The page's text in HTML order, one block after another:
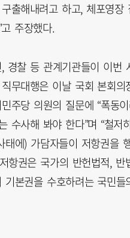
출해내려고 하고, 체포영
주장했다.
경찰 등 관계기관들이 이번
무대행은 이날 국회 본회
주당 의원의 질문에 “폭동
수사해 봐야 한다”며 “철
태에) 가담자들이 저항권을
항권은 국가의 반헌법적,
기본권을 수호하려는 국민